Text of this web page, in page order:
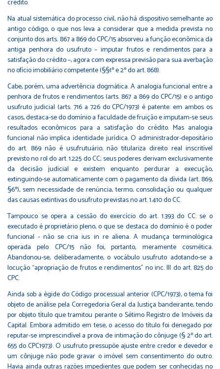
crédito.
Na atual sistemática do processo civil, não há dispositivo semelhante ao
antigo código, o que nos leva a considerar que a medida prevista no
conjunto dos arts. 867 a 869 do CPC/15 absorveu a função econômica da
antiga penhora do usufruto – imputar frutos e rendimentos para a
satisfação do crédito –, agora com expressa previsão para sua averbação
no ofício imobiliário competente (§§1º e 2º do art. 868).
Cabe, porém, uma advertência dogmática. A analogia funcional entre a
penhora de frutos e rendimentos (arts. 867 a 869 do CPC/15) e o antigo
usufruto judicial (arts. 716 a 726 do CPC/1973) é patente: em ambos os
casos, destaca-se do domínio a faculdade de fruição e imputam-se seus
resultados econômicos para a satisfação do crédito. Mas analogia
funcional não implica identidade jurídica. O administrador-depositário
do art. 869 não é usufrutuário; não titulariza direito real inscritível
previsto no rol do art. 1.225 do CC; seus poderes derivam exclusivamente
da decisão judicial e existem enquanto perdurar a execução,
extinguindo-se automaticamente com o pagamento da dívida (art. 869,
§6º), sem necessidade de renúncia, termo, consolidação ou qualquer
das causas extintivas do usufruto previstas no art. 1.410 do CC.
Tampouco se opera a cessão do exercício do art. 1.393 do CC: se o
executado é proprietário pleno, o que se destaca do domínio é o poder
funcional - não se cria ius in re aliena. A mudança terminológica
operada pelo CPC/15 não foi, portanto, meramente cosmética.
Abandonou-se, deliberadamente, o vocábulo usufruto adotando-se a
locução “apropriação de frutos e rendimentos” no inc. III do art. 825 do
CPC.
Ainda sob a égide do Código processual anterior (CPC/1973), o tema foi
objeto de análise pela Corregedoria Geral da Justiça bandeirante, tendo
por objeto título que tramitou perante o Sétimo Registro de Imóveis da
Capital. Embora admitido em tese, o acesso do título foi denegado por
reputar-se imprescindível a prova de intimação do cônjuge (§ 2º do art.
655 do CPC1973). O usufruto pressupõe ajuste entre credor e devedor e
um cônjuge não pode gravar o imóvel sem consentimento do outro.
Havia ainda outras razões impedientes que podem ser conhecidas no